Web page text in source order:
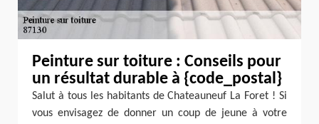
Peinture sur toiture : Conseils pour
un résultat durable à {code_postal}
Salut à tous les habitants de Chateauneuf La Foret ! Si
vous envisagez de donner un coup de jeune à votre